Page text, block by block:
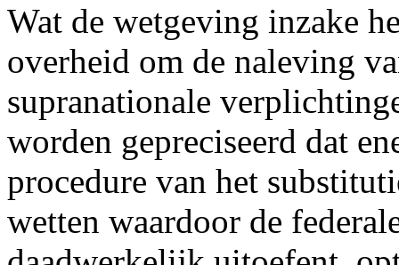
Wat de wetgeving inzake
overheid om de naleving
supranationale
worden gepreciseerd dat
procedure van het
wetten waardoor de